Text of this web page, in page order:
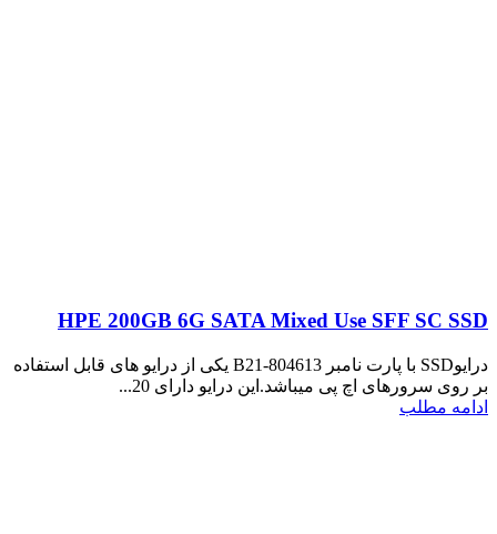
HPE 200GB 6G SATA Mixed Use SFF SC SSD
درایوSSD با پارت نامبر 804613-B21 یکی از درایو های قابل استفاده
بر روی سرورهای اچ پی میباشد.این درایو دارای 20...
ادامه مطلب